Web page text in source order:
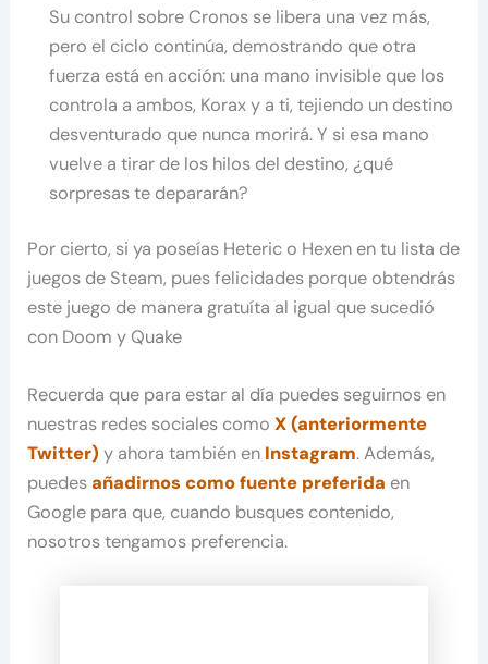
Su control sobre Cronos se libera una vez más,
pero el ciclo continúa, demostrando que otra
fuerza está en acción: una mano invisible que los
controla a ambos, Korax y a ti, tejiendo un destino
desventurado que nunca morirá. Y si esa mano
vuelve a tirar de los hilos del destino, ¿qué
sorpresas te depararán?
Por cierto, si ya poseías Heteric o Hexen en tu lista de
juegos de Steam, pues felicidades porque obtendrás
este juego de manera gratuíta al igual que sucedió
con Doom y Quake
Recuerda que para estar al día puedes seguirnos en
nuestras redes sociales comoX (anteriormente
Twitter) y ahora también en Instagram. Además,
puedesañadirnos como fuente preferida en
Google para que, cuando busques contenido,
nosotros tengamos preferencia.